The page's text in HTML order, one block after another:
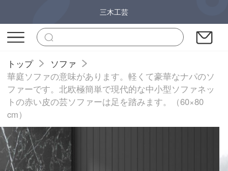
三木工芸
トップ
ソファ
華庭ソファの意味があります。軽くて豪華なナパのソ
ファーです。北欧極簡単で現代的な中小型ソファネッ
トの赤い皮の芸ソファーは足を踏みます。（60×80
cm）